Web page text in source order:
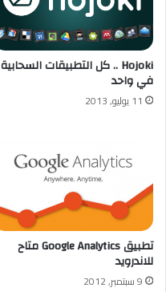
Hojoki .. كل التطبيقات السحابية
في واحد
11 يوليو, 2013
تطبيق Google Analytics متاح
للاندرويد
9 سبتمبر, 2012